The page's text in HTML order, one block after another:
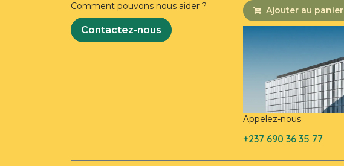
Comment pouvons nous aider ?
Contactez-nous
Ajouter au panier
Appelez-nous
+237 690 36 35 77